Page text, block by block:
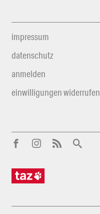
impressum
datenschutz
anmelden
einwilligungen widerrufen